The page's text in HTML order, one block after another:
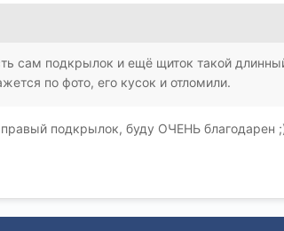
сам подкрылок и ещё щиток такой
по фото, его кусок и отломили.
подкрылок, буду ОЧЕНЬ благодарен